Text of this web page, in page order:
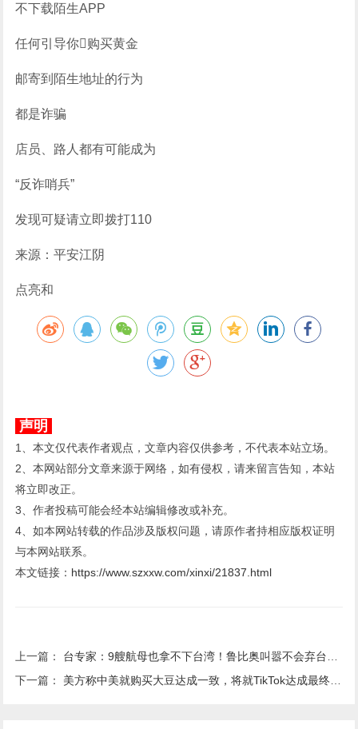
不下载陌生APP
任何引导你购买黄金
邮寄到陌生地址的行为
都是诈骗
店员、路人都有可能成为
“反诈哨兵”
发现可疑请立即拨打110
来源：平安江阴
点亮和
声明
1、本文仅代表作者观点，文章内容仅供参考，不代表本站立场。
2、本网站部分文章来源于网络，如有侵权，请来留言告知，本站
将立即改正。
3、作者投稿可能会经本站编辑修改或补充。
4、如本网站转载的作品涉及版权问题，请原作者持相应版权证明
与本网站联系。
本文链接： https://www.szxxw.com/xinxi/21837.html
上一篇： 台专家：9艘航母也拿不下台湾！鲁比奥叫嚣不会弃台，特朗普表态
下一篇： 美方称中美就购买大豆达成一致，将就TikTok达成最终协议，外交部回应